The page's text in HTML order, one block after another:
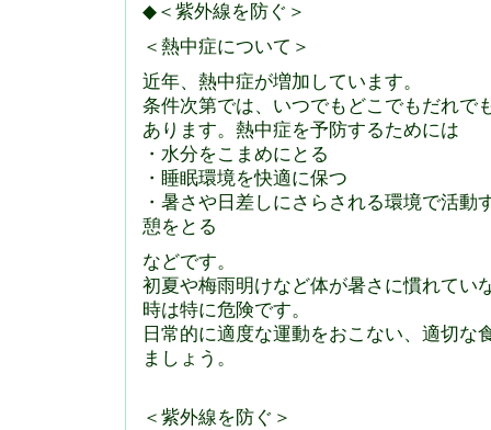
◆＜紫外線を防ぐ＞
＜熱中症について＞
近年、熱中症が増加しています。
条件次第では、いつでもどこでもだれで
あります。熱中症を予防するためには
・水分をこまめにとる
・睡眠環境を快適に保つ
・暑さや日差しにさらされる環境で活動
憩をとる
などです。
初夏や梅雨明けなど体が暑さに慣れてい
時は特に危険です。
日常的に適度な運動をおこない、適切な
ましょう。
＜紫外線を防ぐ＞